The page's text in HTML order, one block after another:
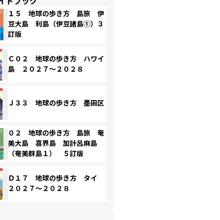
１５ 地球の歩き方 島旅 伊
豆大島 利島（伊豆諸島①）３
訂版
Ｃ０２ 地球の歩き方 ハワイ
島 ２０２７～２０２８
Ｊ３３ 地球の歩き方 墨田区
０２ 地球の歩き方 島旅 奄
美大島 喜界島 加計呂麻島
（奄美群島１） ５訂版
Ｄ１７ 地球の歩き方 タイ
２０２７～２０２８